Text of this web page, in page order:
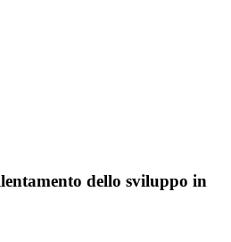
dello sviluppo in